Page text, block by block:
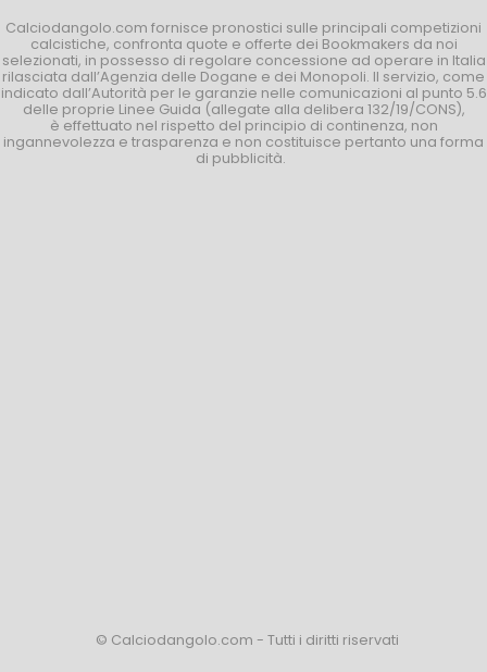
Calciodangolo.com fornisce pronostici sulle principali competizioni
calcistiche, confronta quote e offerte dei Bookmakers da noi
selezionati, in possesso di regolare concessione ad operare in Italia
rilasciata dall’Agenzia delle Dogane e dei Monopoli. Il servizio, come
indicato dall’Autorità per le garanzie nelle comunicazioni al punto 5.6
delle proprie Linee Guida (allegate alla delibera 132/19/CONS),
è effettuato nel rispetto del principio di continenza, non
ingannevolezza e trasparenza e non costituisce pertanto una forma
di pubblicità.
© Calciodangolo.com - Tutti i diritti riservati